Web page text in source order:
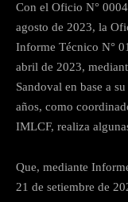
Con el Oficio N°
agosto de 2023, la
Informe Técnico N°
abril de 2023,
Sandoval en base a
años, como
IMLCF, realiza
Que, mediante
21 de setiembre de